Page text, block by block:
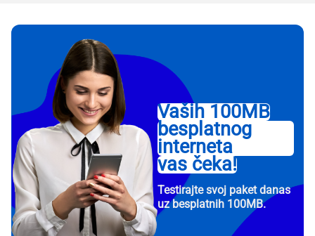
Vaših 100MB
besplatnog
interneta
vas čeka!
Testirajte svoj paket danas
uz besplatnih 100MB.